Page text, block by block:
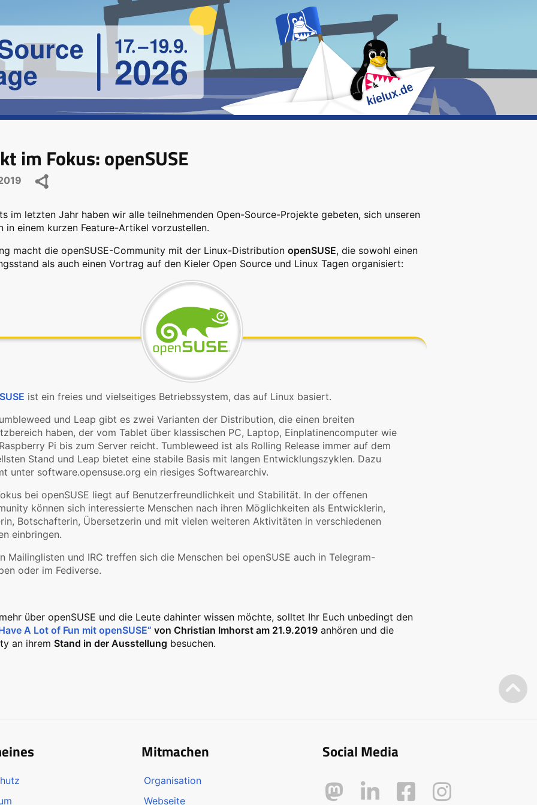
im Fokus: openSUSE
im letzten Jahr haben wir alle teilnehmenden Open-Source-Projekte gebeten, sich unseren
in einem kurzen Feature-Artikel vorzustellen.
macht die openSUSE-Community mit der Linux-Distribution openSUSE, die sowohl einen
als auch einen Vortrag auf den Kieler Open Source und Linux Tagen organisiert:
ist ein freies und vielseitiges Betriebssystem, das auf Linux basiert.
und Leap gibt es zwei Varianten der Distribution, die einen breiten
haben, der vom Tablet über klassischen PC, Laptop, Einplatinencomputer wie
Pi bis zum Server reicht. Tumbleweed ist als Rolling Release immer auf dem
Stand und Leap bietet eine stabile Basis mit langen Entwicklungszyklen. Dazu
unter software.opensuse.org ein riesiges Softwarearchiv.
bei openSUSE liegt auf Benutzerfreundlichkeit und Stabilität. In der offenen
können sich interessierte Menschen nach ihren Möglichkeiten als Entwicklerin,
Botschafterin, Übersetzerin und mit vielen weiteren Aktivitäten in verschiedenen
einbringen.
Mailinglisten und IRC treffen sich die Menschen bei openSUSE auch in Telegram-
oder im Fediverse.
über openSUSE und die Leute dahinter wissen möchte, solltet Ihr Euch unbedingt den
A Lot of Fun mit openSUSE“ von Christian Imhorst am 21.9.2019 anhören und die
an ihrem Stand in der Ausstellung besuchen.
Mitmachen
Organisation
Webseite
Social Media